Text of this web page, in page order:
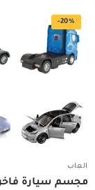
-20%
العاب
مجسم سيارة